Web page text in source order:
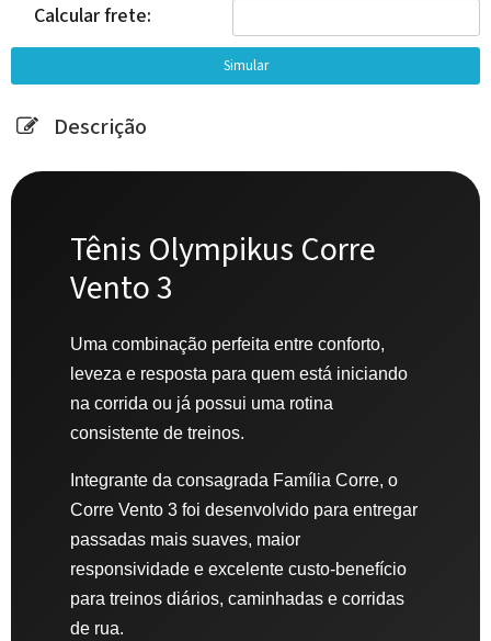
Calcular frete:
Descrição
Tênis Olympikus Corre
Vento 3
Uma combinação perfeita entre conforto,
leveza e resposta para quem está iniciando
na corrida ou já possui uma rotina
consistente de treinos.
Integrante da consagrada Família Corre, o
Corre Vento 3 foi desenvolvido para entregar
passadas mais suaves, maior
responsividade e excelente custo-benefício
para treinos diários, caminhadas e corridas
de rua.